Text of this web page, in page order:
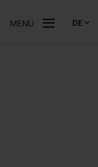
MENU DE